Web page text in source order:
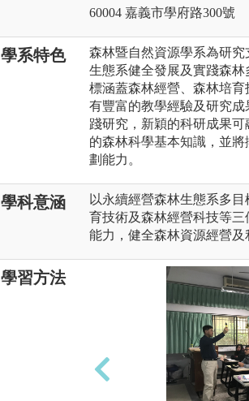
60004 嘉義市學府路300號
學系特色
森林暨自然資源學系為研
生態系健全發展及實踐森
標涵蓋森林經營、森林培
有豐富的教學經驗及研究
踐研究，新穎的科研成果
的森林科學基本知識，並
劃能力。
學科意涵
以永續經營森林生態系多
育技術及森林經營科技等
能力，健全森林資源經營及
學習方法